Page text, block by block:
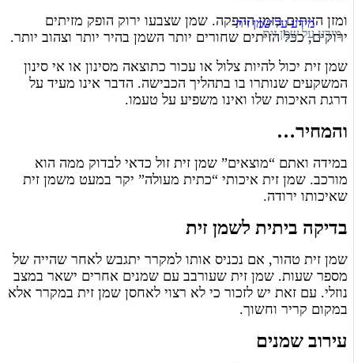
ומזן הזיתים בזמן ההפקה. שמן שצבעו ירוק הופק מזיתים
ירוקים, ככל הזיתים שחורים יותר השמן בהיר יותר וצהוב יותר.
שמן זית יכול להיות צלול או עכור כתוצאה מסינון או אי סינון
המשקעים שנותרו בו בתהליך הכבישה. הדבר אינו מעיד על
דרגת האיכות שלו ואינו משפיע על טעמו.
והמחיר…
במידה ואתם “מוצאים” שמן זית זול כדאי לבדוק ממה הוא
מורכב. שמן זית איכותי “כתית מעולה” יקר במעט משמן זית
שאיכותו ירודה.
בדיקה ביתית לשמן זית
שמן זית טהור, אם נכניס אותו למקרר יתגבש לאחר שהייה של
מספר שעות. שמן זית שעורבב עם שמנים אחרים ישאר במצב
נוזלי. עם זאת יש לזכור כי לא רצוי לאחסן שמן זית במקרר אלא
במקום קריר וחשוך.
עירוב שמנים